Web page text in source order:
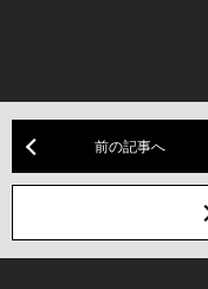
前の記事へ